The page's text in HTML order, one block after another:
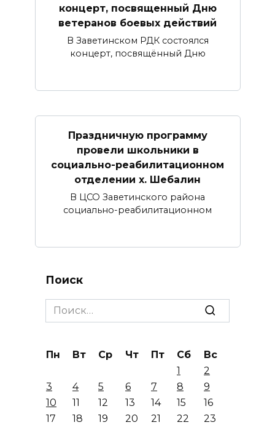
концерт, посвященный Дню
ветеранов боевых действий
В Заветинском РДК состоялся
концерт, посвящённый Дню
Праздничную программу
провели школьники в
социально-реабилитационном
отделении х. Шебалин
В ЦСО Заветинского района
социально-реабилитационном
Поиск
Search
for:
Пн Вт Ср Чт Пт Сб
Вс
1
2
3
4 5 6 7 8
9
10
11 12 13 14 15
16
17
18 19 20 21 22
23